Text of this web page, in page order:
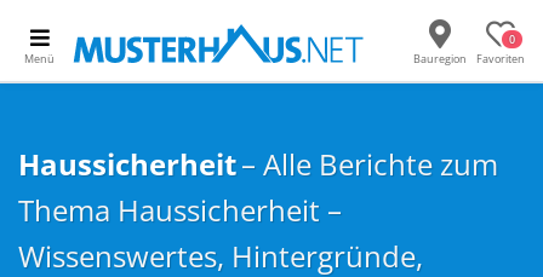
Menü Bauregion
0
Favoriten
Haussicherheit– Alle Berichte zum
Thema Haussicherheit –
Wissenswertes, Hintergründe,